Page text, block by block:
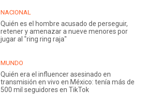
NACIONAL
Quién es el hombre acusado de perseguir,
retener y amenazar a nueve menores por
jugar al "ring ring raja"
MUNDO
Quién era el influencer asesinado en
transmisión en vivo en México: tenía más de
500 mil seguidores en TikTok